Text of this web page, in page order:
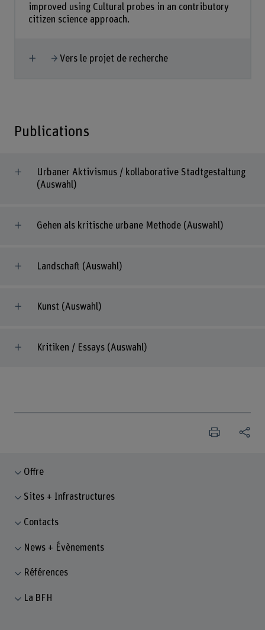
improved using Cultural probes in an contributory
citizen science approach.
Afficher plus
Vers le projet de recherche
Publications
Urbaner Aktivismus / kollaborative Stadtgestaltung
(Auswahl)
Gehen als kritische urbane Methode (Auswahl)
Landschaft (Auswahl)
Kunst (Auswahl)
Kritiken / Essays (Auswahl)
Offre
Sites + Infrastructures
Contacts
News + Évènements
Références
La BFH